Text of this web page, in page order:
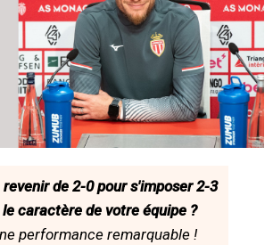
revenir de 2-0 pour s'imposer 2-3
caractère de votre équipe ?
performance remarquable !